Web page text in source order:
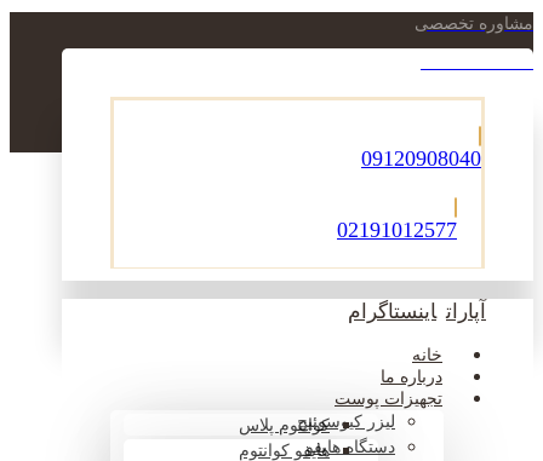
مشاوره تخصصی
09120908040
02191012577
آپارات اینستاگرام
خانه
درباره ما
تجهیزات پوست
لیزر کیوسوئیچکوانتوم پلاس
دستگاه هایفوهایفو کوانتوم